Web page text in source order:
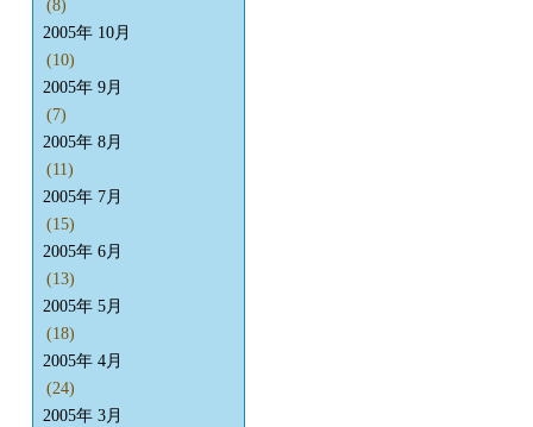
(8)
2005年 10月
(10)
2005年 9月
(7)
2005年 8月
(11)
2005年 7月
(15)
2005年 6月
(13)
2005年 5月
(18)
2005年 4月
(24)
2005年 3月